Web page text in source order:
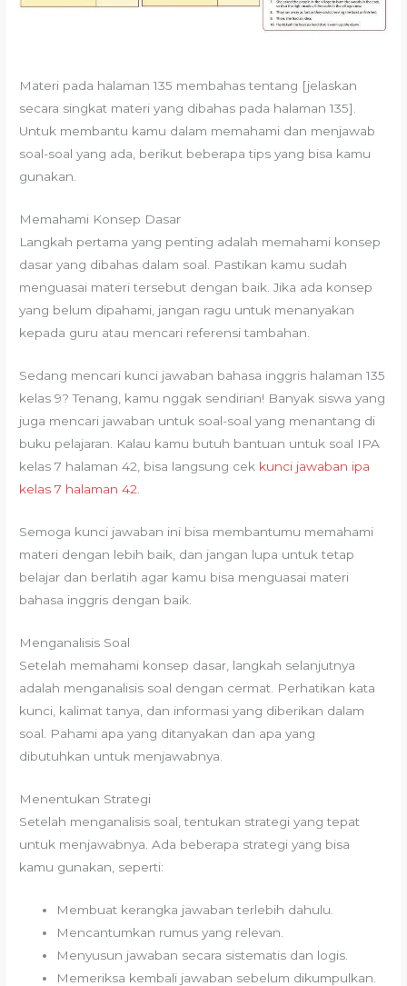
Materi pada halaman 135 membahas tentang [jelaskan
secara singkat materi yang dibahas pada halaman 135].
Untuk membantu kamu dalam memahami dan menjawab
soal-soal yang ada, berikut beberapa tips yang bisa kamu
gunakan.
Memahami Konsep Dasar
Langkah pertama yang penting adalah memahami konsep
dasar yang dibahas dalam soal. Pastikan kamu sudah
menguasai materi tersebut dengan baik. Jika ada konsep
yang belum dipahami, jangan ragu untuk menanyakan
kepada guru atau mencari referensi tambahan.
Sedang mencari kunci jawaban bahasa inggris halaman 135
kelas 9? Tenang, kamu nggak sendirian! Banyak siswa yang
juga mencari jawaban untuk soal-soal yang menantang di
buku pelajaran. Kalau kamu butuh bantuan untuk soal IPA
kelas 7 halaman 42, bisa langsung cek kunci jawaban ipa
kelas 7 halaman 42
Semoga kunci jawaban ini bisa membantumu memahami
materi dengan lebih baik, dan jangan lupa untuk tetap
belajar dan berlatih agar kamu bisa menguasai materi
bahasa inggris dengan baik.
Menganalisis Soal
Setelah memahami konsep dasar, langkah selanjutnya
adalah menganalisis soal dengan cermat. Perhatikan kata
kunci, kalimat tanya, dan informasi yang diberikan dalam
soal. Pahami apa yang ditanyakan dan apa yang
dibutuhkan untuk menjawabnya.
Menentukan Strategi
Setelah menganalisis soal, tentukan strategi yang tepat
untuk menjawabnya. Ada beberapa strategi yang bisa
kamu gunakan, seperti:
Membuat kerangka jawaban terlebih dahulu.
Mencantumkan rumus yang relevan.
Menyusun jawaban secara sistematis dan logis.
Memeriksa kembali jawaban sebelum dikumpulkan.